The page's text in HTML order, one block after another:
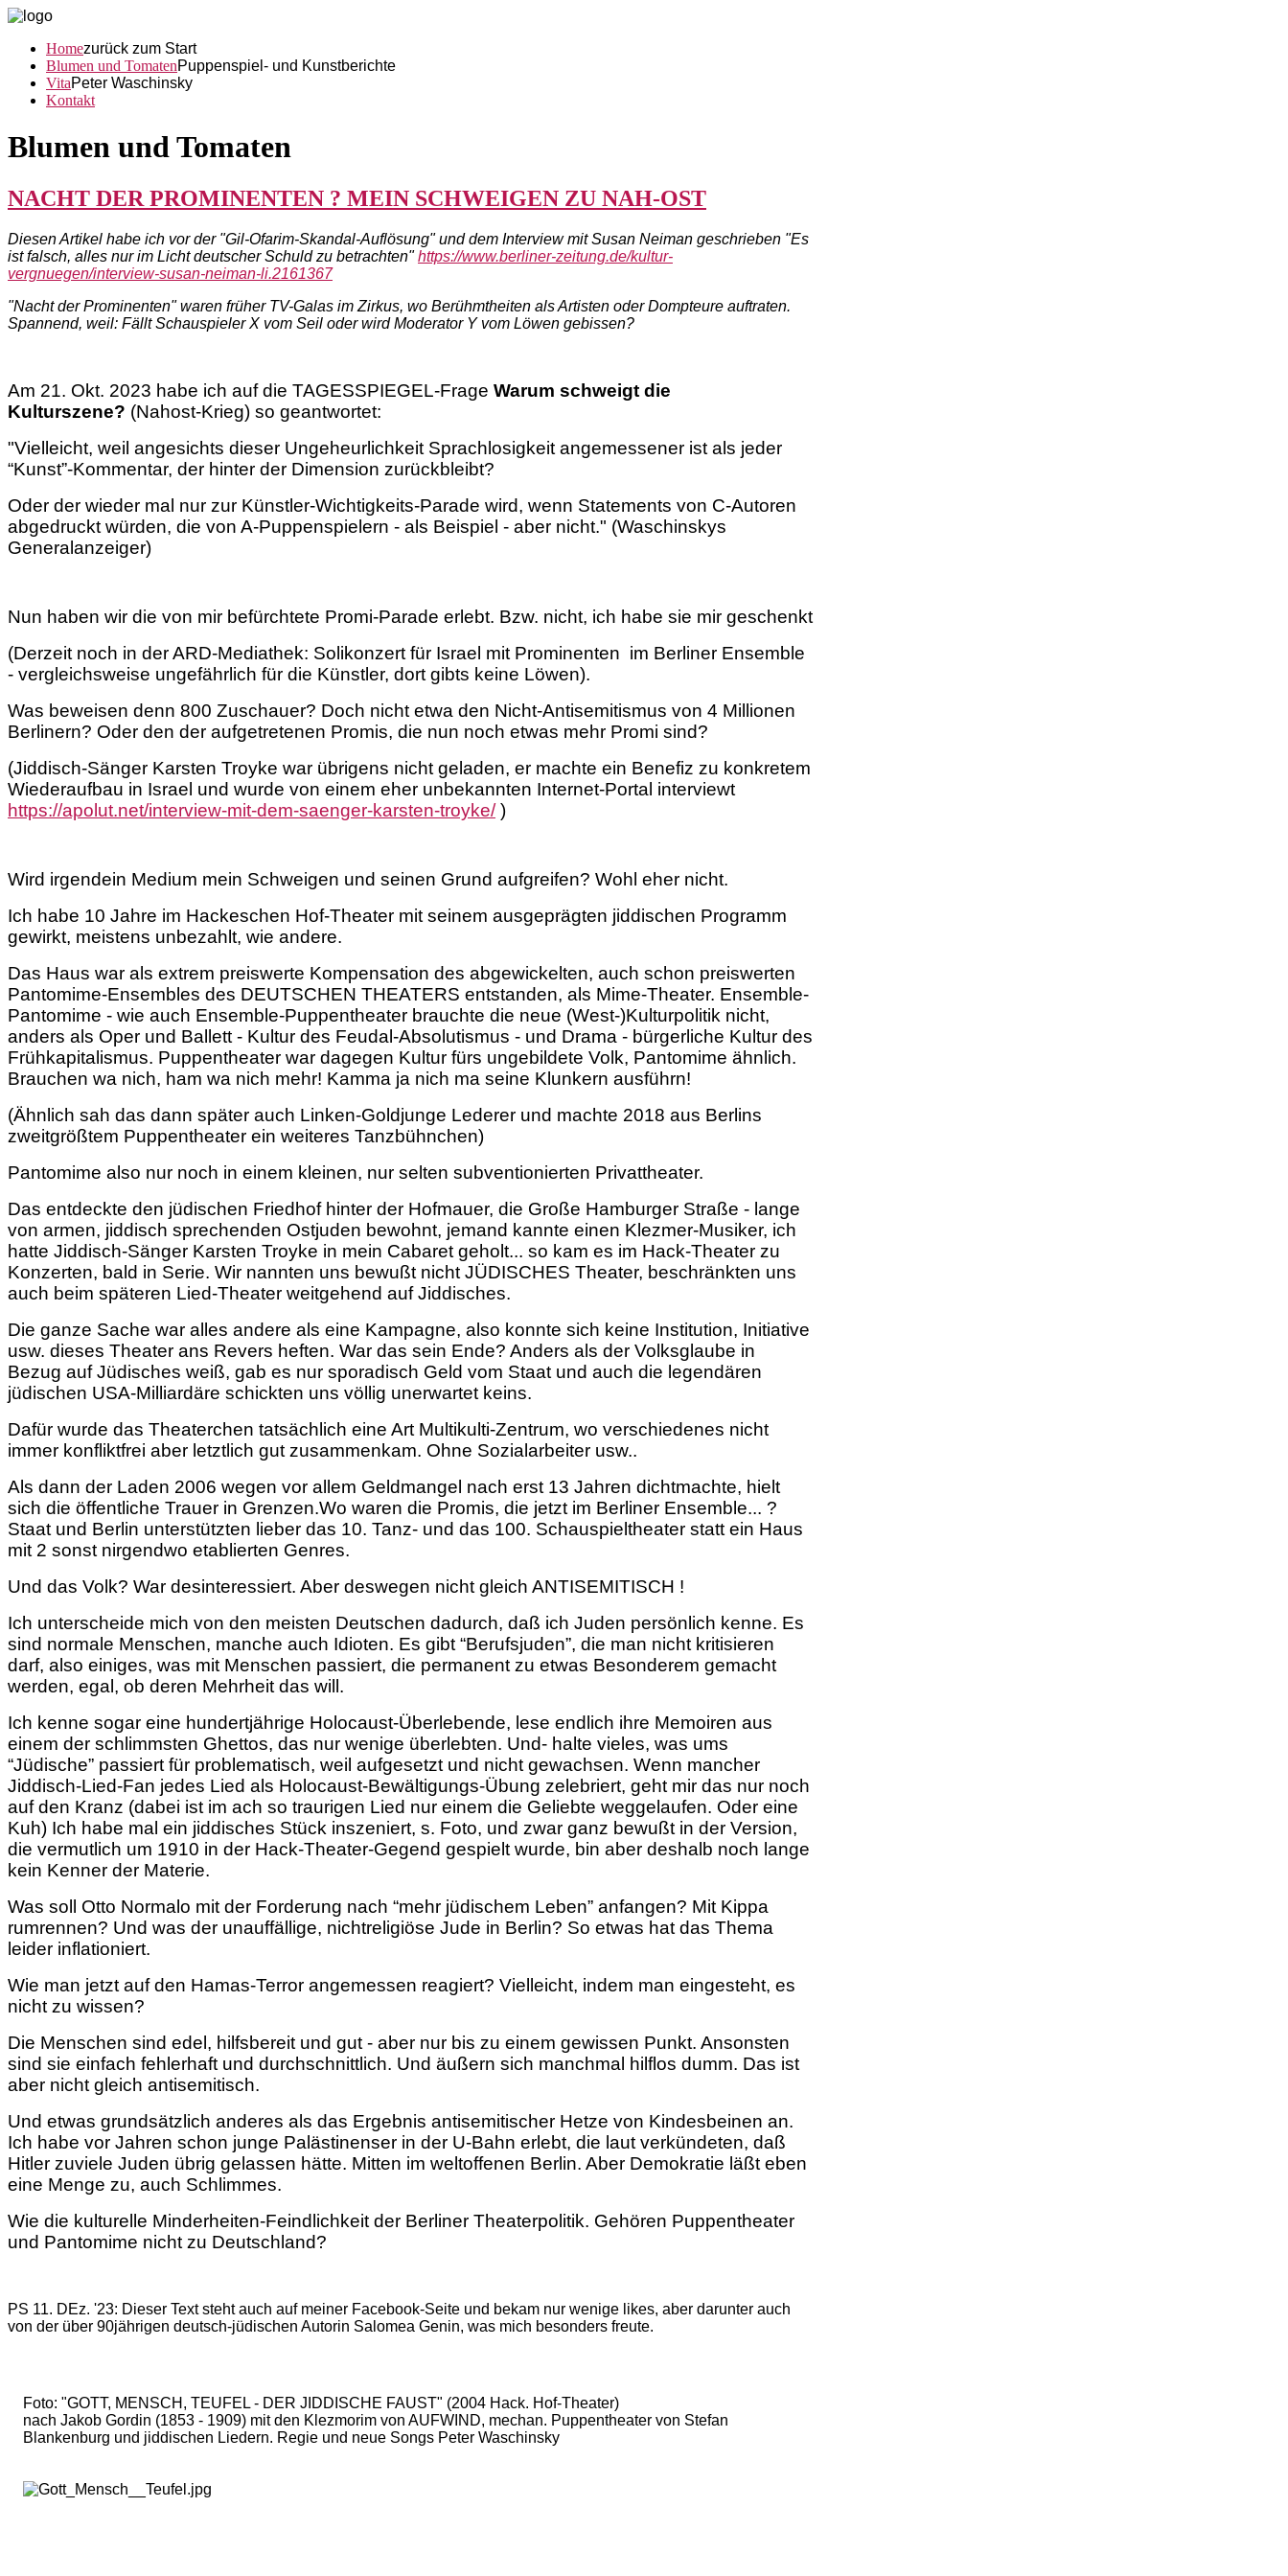
Homezurück zum Start
Blumen und TomatenPuppenspiel- und Kunstberichte
VitaPeter Waschinsky
Kontakt
Blumen und Tomaten
NACHT DER PROMINENTEN ? MEIN SCHWEIGEN ZU NAH-OST
Diesen Artikel habe ich vor der "Gil-Ofarim-Skandal-Auflösung" und dem Interview mit Susan Neiman geschrieben "Es
ist falsch, alles nur im Licht deutscher Schuld zu betrachten"https://www.berliner-zeitung.de/kultur-
vergnuegen/interview-susan-neiman-li.2161367
"Nacht der Prominenten" waren früher TV-Galas im Zirkus, wo Berühmtheiten als Artisten oder Dompteure auftraten.
Spannend, weil: Fällt Schauspieler X vom Seil oder wird Moderator Y vom Löwen gebissen?
Am 21. Okt. 2023 habe ich auf die TAGESSPIEGEL-Frage Warum schweigt die
Kulturszene? (Nahost-Krieg) so geantwortet:
"Vielleicht, weil angesichts dieser Ungeheurlichkeit Sprachlosigkeit angemessener ist als jeder
“Kunst”-Kommentar, der hinter der Dimension zurückbleibt?
Oder der wieder mal nur zur Künstler-Wichtigkeits-Parade wird, wenn Statements von C-Autoren
abgedruckt würden, die von A-Puppenspielern - als Beispiel - aber nicht." (Waschinskys
Generalanzeiger)
Nun haben wir die von mir befürchtete Promi-Parade erlebt. Bzw. nicht, ich habe sie mir geschenkt
(Derzeit noch in der ARD-Mediathek: Solikonzert für Israel mit Prominenten im Berliner Ensemble
- vergleichsweise ungefährlich für die Künstler, dort gibts keine Löwen).
Was beweisen denn 800 Zuschauer? Doch nicht etwa den Nicht-Antisemitismus von 4 Millionen
Berlinern? Oder den der aufgetretenen Promis, die nun noch etwas mehr Promi sind?
(Jiddisch-Sänger Karsten Troyke war übrigens nicht geladen, er machte ein Benefiz zu konkretem
Wiederaufbau in Israel und wurde von einem eher unbekannten Internet-Portal interviewt
https://apolut.net/interview-mit-dem-saenger-karsten-troyke/)
Wird irgendein Medium mein Schweigen und seinen Grund aufgreifen? Wohl eher nicht.
Ich habe 10 Jahre im Hackeschen Hof-Theater mit seinem ausgeprägten jiddischen Programm
gewirkt, meistens unbezahlt, wie andere.
Das Haus war als extrem preiswerte Kompensation des abgewickelten, auch schon preiswerten
Pantomime-Ensembles des DEUTSCHEN THEATERS entstanden, als Mime-Theater. Ensemble-
Pantomime - wie auch Ensemble-Puppentheater brauchte die neue (West-)Kulturpolitik nicht,
anders als Oper und Ballett - Kultur des Feudal-Absolutismus - und Drama - bürgerliche Kultur des
Frühkapitalismus. Puppentheater war dagegen Kultur fürs ungebildete Volk, Pantomime ähnlich.
Brauchen wa nich, ham wa nich mehr! Kamma ja nich ma seine Klunkern ausführn!
(Ähnlich sah das dann später auch Linken-Goldjunge Lederer und machte 2018 aus Berlins
zweitgrößtem Puppentheater ein weiteres Tanzbühnchen)
Pantomime also nur noch in einem kleinen, nur selten subventionierten Privattheater.
Das entdeckte den jüdischen Friedhof hinter der Hofmauer, die Große Hamburger Straße - lange
von armen, jiddisch sprechenden Ostjuden bewohnt, jemand kannte einen Klezmer-Musiker, ich
hatte Jiddisch-Sänger Karsten Troyke in mein Cabaret geholt... so kam es im Hack-Theater zu
Konzerten, bald in Serie. Wir nannten uns bewußt nicht JÜDISCHES Theater, beschränkten uns
auch beim späteren Lied-Theater weitgehend auf Jiddisches.
Die ganze Sache war alles andere als eine Kampagne, also konnte sich keine Institution, Initiative
usw. dieses Theater ans Revers heften. War das sein Ende? Anders als der Volksglaube in
Bezug auf Jüdisches weiß, gab es nur sporadisch Geld vom Staat und auch die legendären
jüdischen USA-Milliardäre schickten uns völlig unerwartet keins.
Dafür wurde das Theaterchen tatsächlich eine Art Multikulti-Zentrum, wo verschiedenes nicht
immer konfliktfrei aber letztlich gut zusammenkam. Ohne Sozialarbeiter usw..
Als dann der Laden 2006 wegen vor allem Geldmangel nach erst 13 Jahren dichtmachte, hielt
sich die öffentliche Trauer in Grenzen.Wo waren die Promis, die jetzt im Berliner Ensemble... ?
Staat und Berlin unterstützten lieber das 10. Tanz- und das 100. Schauspieltheater statt ein Haus
mit 2 sonst nirgendwo etablierten Genres.
Und das Volk? War desinteressiert. Aber deswegen nicht gleich ANTISEMITISCH !
Ich unterscheide mich von den meisten Deutschen dadurch, daß ich Juden persönlich kenne. Es
sind normale Menschen, manche auch Idioten. Es gibt “Berufsjuden”, die man nicht kritisieren
darf, also einiges, was mit Menschen passiert, die permanent zu etwas Besonderem gemacht
werden, egal, ob deren Mehrheit das will.
Ich kenne sogar eine hundertjährige Holocaust-Überlebende, lese endlich ihre Memoiren aus
einem der schlimmsten Ghettos, das nur wenige überlebten. Und- halte vieles, was ums
“Jüdische” passiert für problematisch, weil aufgesetzt und nicht gewachsen. Wenn mancher
Jiddisch-Lied-Fan jedes Lied als Holocaust-Bewältigungs-Übung zelebriert, geht mir das nur noch
auf den Kranz (dabei ist im ach so traurigen Lied nur einem die Geliebte weggelaufen. Oder eine
Kuh) Ich habe mal ein jiddisches Stück inszeniert, s. Foto, und zwar ganz bewußt in der Version,
die vermutlich um 1910 in der Hack-Theater-Gegend gespielt wurde, bin aber deshalb noch lange
kein Kenner der Materie.
Was soll Otto Normalo mit der Forderung nach “mehr jüdischem Leben” anfangen? Mit Kippa
rumrennen? Und was der unauffällige, nichtreligiöse Jude in Berlin? So etwas hat das Thema
leider inflationiert.
Wie man jetzt auf den Hamas-Terror angemessen reagiert? Vielleicht, indem man eingesteht, es
nicht zu wissen?
Die Menschen sind edel, hilfsbereit und gut - aber nur bis zu einem gewissen Punkt. Ansonsten
sind sie einfach fehlerhaft und durchschnittlich. Und äußern sich manchmal hilflos dumm. Das ist
aber nicht gleich antisemitisch.
Und etwas grundsätzlich anderes als das Ergebnis antisemitischer Hetze von Kindesbeinen an.
Ich habe vor Jahren schon junge Palästinenser in der U-Bahn erlebt, die laut verkündeten, daß
Hitler zuviele Juden übrig gelassen hätte. Mitten im weltoffenen Berlin. Aber Demokratie läßt eben
eine Menge zu, auch Schlimmes.
Wie die kulturelle Minderheiten-Feindlichkeit der Berliner Theaterpolitik. Gehören Puppentheater
und Pantomime nicht zu Deutschland?
PS 11. DEz. '23: Dieser Text steht auch auf meiner Facebook-Seite und bekam nur wenige likes, aber darunter auch
von der über 90jährigen deutsch-jüdischen Autorin Salomea Genin, was mich besonders freute.
Foto: "GOTT, MENSCH, TEUFEL - DER JIDDISCHE FAUST" (2004 Hack. Hof-Theater)
nach Jakob Gordin (1853 - 1909) mit den Klezmorim von AUFWIND, mechan. Puppentheater von Stefan
Blankenburg und jiddischen Liedern. Regie und neue Songs Peter Waschinsky